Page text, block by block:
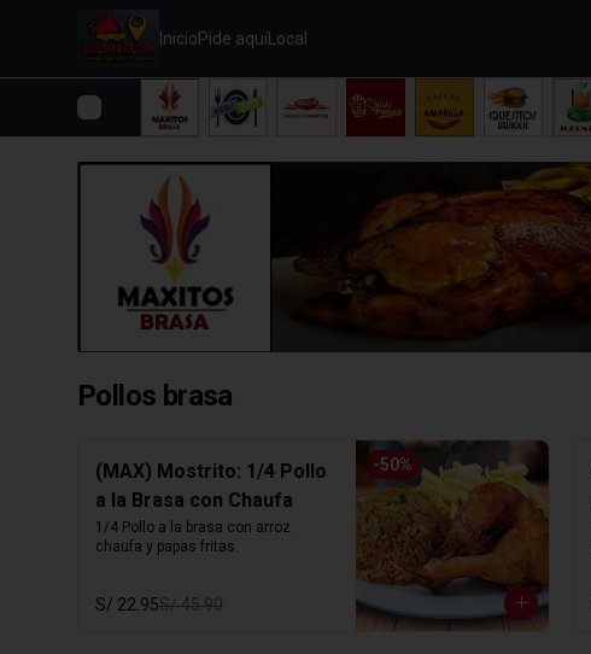
InicioPide aquíLocal
Pollos brasa
-50%
(MAX) Mostrito: 1/4 Pollo
a la Brasa con Chaufa
1/4 Pollo a la brasa con arroz
chaufa y papas fritas.
S/ 22.95S/ 45.90